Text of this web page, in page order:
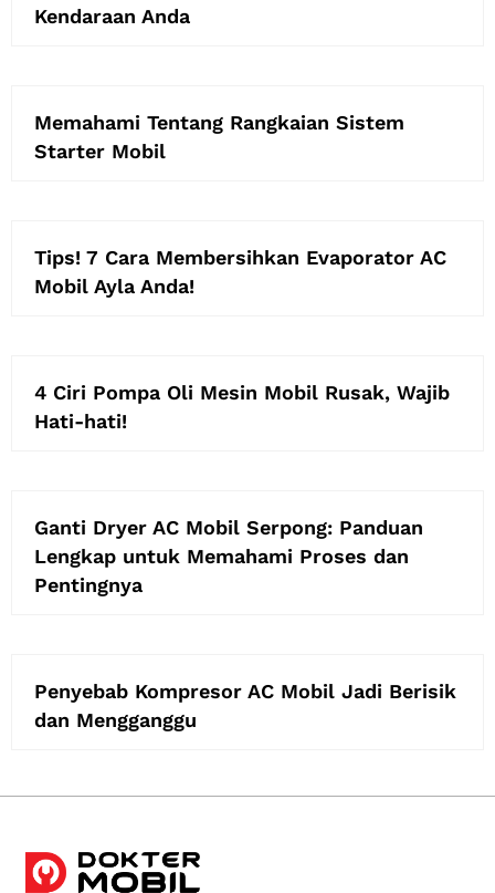
Kendaraan Anda
Memahami Tentang Rangkaian Sistem
Starter Mobil
Tips! 7 Cara Membersihkan Evaporator AC
Mobil Ayla Anda!
4 Ciri Pompa Oli Mesin Mobil Rusak, Wajib
Hati-hati!
Ganti Dryer AC Mobil Serpong: Panduan
Lengkap untuk Memahami Proses dan
Pentingnya
Penyebab Kompresor AC Mobil Jadi Berisik
dan Mengganggu